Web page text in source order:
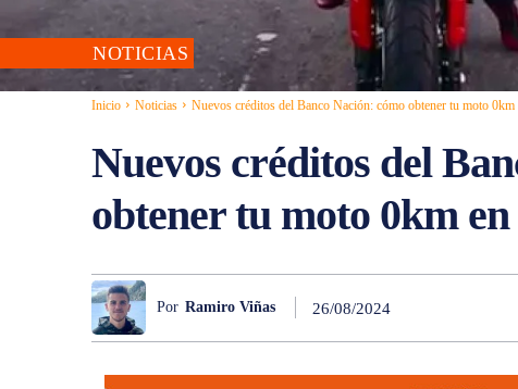
NOTICIAS
Inicio Noticias Nuevos créditos del Banco Nación: cómo obtener tu moto 0km
Nuevos créditos del
obtener tu moto 0km
Por Ramiro Viñas 26/08/2024